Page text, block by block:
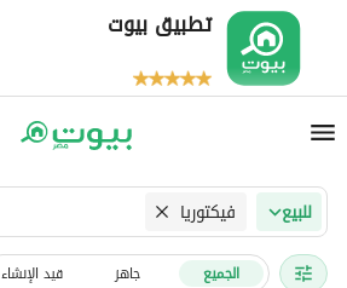
تطبيق بيوت
للبيع فيكتوريا
الجميع جاهز قيد الإنشاء